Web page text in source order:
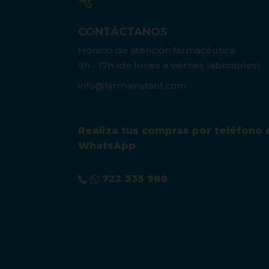
CONTÁCTANOS
Horario de atención farmacéutica:
9h - 17h (de lunes a viernes laborables)
info@farmainstant.com
Realiza tus compras por teléfono
WhatsApp
722 335 988